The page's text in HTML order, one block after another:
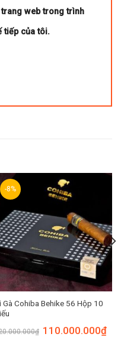
trang web trong trình
tiếp của tôi.
-8%
Gà Cohiba Behike 56 Hộp 10
₫ 110.000.000₫